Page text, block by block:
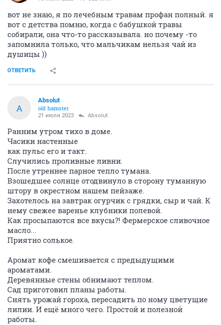
вот не знаю, я по лечебным травам профан полный. я
вот с детства помню, когда с бабушкой травы
собирали, она что-то рассказывала. но почему -то
запомнила только, что мальчикам нельзя чай из
душицы ))
ОТВЕТИТЬ
A
Absolut
old hamster
21 июля 2023 Absolut
Ранним утром тихо в доме.
Часики настенные
как пульс его и такт.
Случились проливные ливни.
После утреннее парное тепло тумана.
Взошедшее солнце отодвинуло в сторону туманную
штору в окрестном нашем пейзаже.
Захотелось на завтрак огурчик с грядки, сыр и чай. К
нему свежее варенье клубники полевой.
Как просыпаются все вкусы?! Фермерское сливочное
масло...
Приятно солькое.
Аромат кофе смешивается с предыдущими
ароматами.
Деревянные стены обнимают теплом.
Сад приготовил планы работы.
Снять урожай гороха, пересадить по ному цветущие
лилии. И ещё много чего. Простой и полезной
работы.